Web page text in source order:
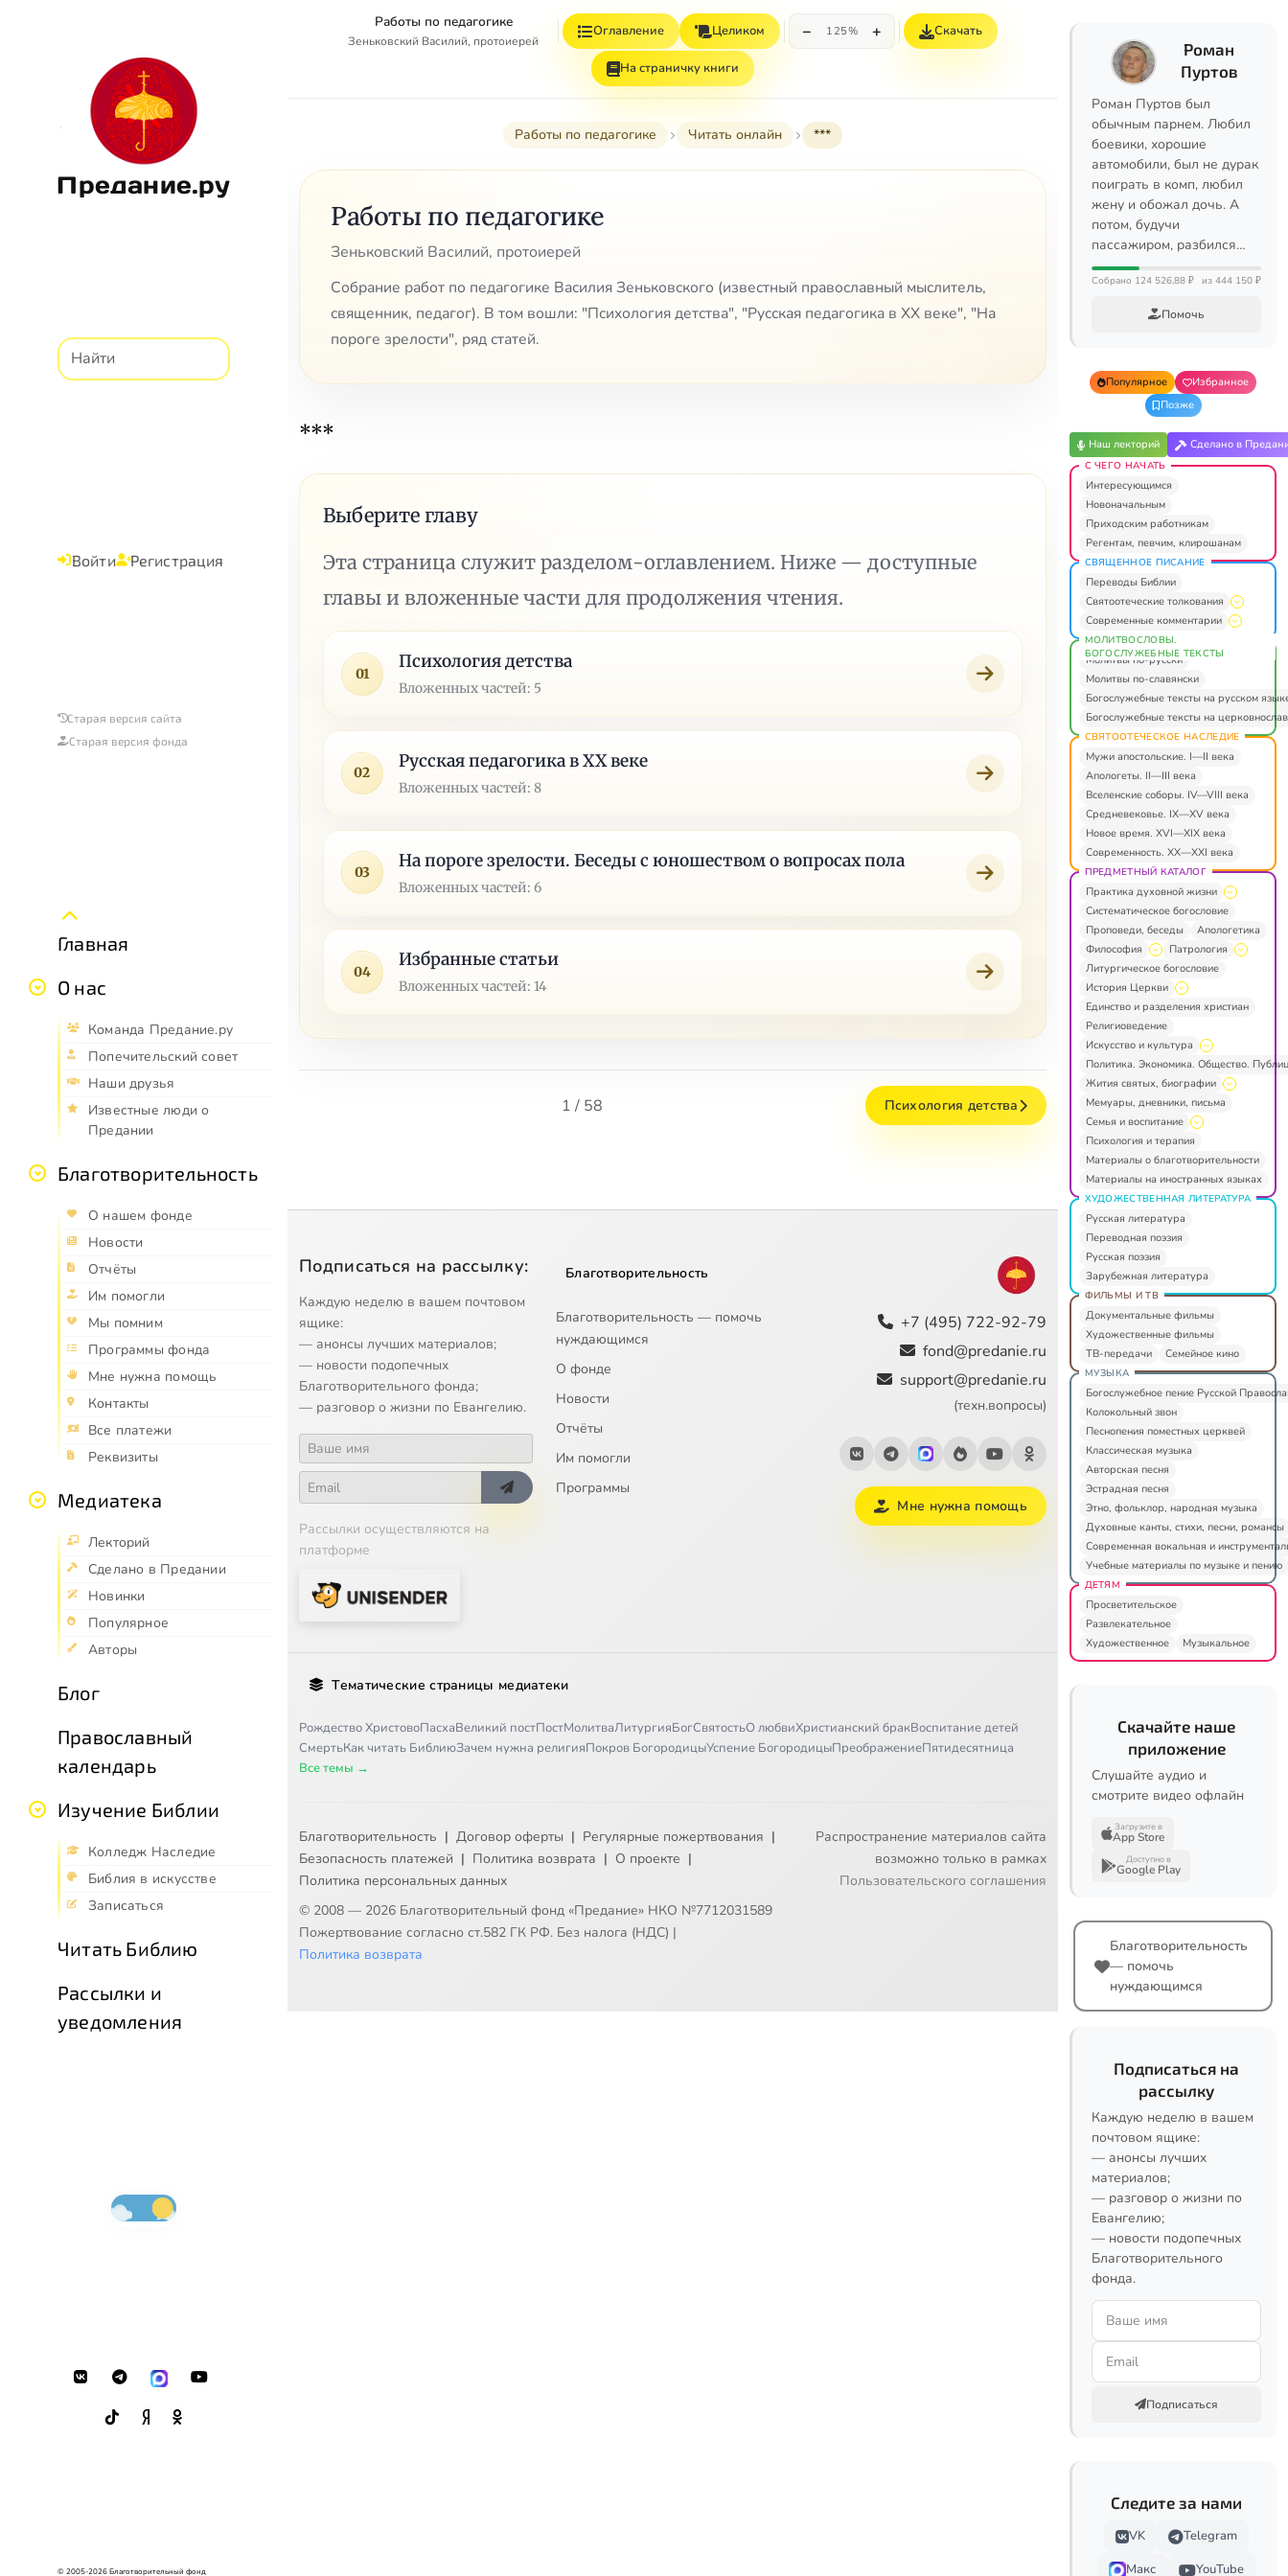
Предание.ру
Войти Регистрация
Старая версия сайта
Старая версия фонда
Главная
О нас
Команда Предание.ру
Попечительский совет
Наши друзья
Известные люди о
Предании
Благотворительность
О нашем фонде
Новости
Отчёты
Им помогли
Мы помним
Программы фонда
Мне нужна помощь
Контакты
Все платежи
Реквизиты
Медиатека
Лекторий
Сделано в Предании
Новинки
Популярное
Авторы
Блог
Православный
календарь
Изучение Библии
Колледж Наследие
Библия в искусстве
Записаться
Читать Библию
Рассылки и
уведомления
© 2005-2026 Благотворительный фонд
Работы по педагогике
Зеньковский Василий, протоиерей
Оглавление Целиком − 125% + Скачать
На страничку книги
Работы по педагогике Читать онлайн ***
Работы по педагогике
Зеньковский Василий, протоиерей
Собрание работ по педагогике Василия Зеньковского (известный православный мыслитель,
священник, педагог). В том вошли: "Психология детства", "Русская педагогика в XX веке", "На
пороге зрелости", ряд статей.
***
Выберите главу
Эта страница служит разделом-оглавлением. Ниже — доступные
главы и вложенные части для продолжения чтения.
01
Психология детства
Вложенных частей: 5
02
Русская педагогика в XX веке
Вложенных частей: 8
03
На пороге зрелости. Беседы с юношеством о вопросах пола
Вложенных частей: 6
04
Избранные статьи
Вложенных частей: 14
1 / 58 Психология детства
Подписаться на рассылку:
Каждую неделю в вашем почтовом
ящике:
— анонсы лучших материалов;
— новости подопечных
Благотворительного фонда;
— разговор о жизни по Евангелию.
Рассылки осуществляются на
платформе
Благотворительность
Благотворительность — помочь
нуждающимся
О фонде
Новости
Отчёты
Им помогли
Программы
+7 (495) 722-92-79
fond@predanie.ru
support@predanie.ru
(техн.вопросы)
Мне нужна помощь
Тематические страницы медиатеки
Рождество ХристовоПасхаВеликий постПостМолитваЛитургияБогСвятостьО любвиХристианский бракВоспитание детей
СмертьКак читать БиблиюЗачем нужна религияПокров БогородицыУспение БогородицыПреображениеПятидесятница
Все темы →
Благотворительность | Договор оферты | Регулярные пожертвования |
Безопасность платежей | Политика возврата | О проекте |
Политика персональных данных
© 2008 — 2026 Благотворительный фонд «Предание» НКО №7712031589
Пожертвование согласно ст.582 ГК РФ. Без налога (НДС) |
Политика возврата
Распространение материалов сайта
возможно только в рамках
Пользовательского соглашения
Роман
Пуртов
Роман Пуртов был
обычным парнем. Любил
боевики, хорошие
автомобили, был не дурак
поиграть в комп, любил
жену и обожал дочь. А
потом, будучи
пассажиром, разбился…
Собрано 124 526,88 ₽ из 444 150 ₽
Помочь
Популярное
Избранное
Позже
Наш лекторий Сделано в
С ЧЕГО НАЧАТЬ
Интересующимся
Новоначальным
Приходским работникам
Регентам, певчим, клирошанам
СВЯЩЕННОЕ ПИСАНИЕ
Переводы Библии
Святоотеческие толкования
Современные комментарии
МОЛИТВОСЛОВЫ.
БОГОСЛУЖЕБНЫЕ ТЕКСТЫ
Молитвы по-русски
Молитвы по-славянски
Богослужебные тексты на русском
Богослужебные тексты на
СВЯТООТЕЧЕСКОЕ НАСЛЕДИЕ
Мужи апостольские. I—II века
Апологеты. II—III века
Вселенские соборы. IV—VIII века
Средневековье. IX—XV века
Новое время. XVI—XIX века
Современность. XX—XXI века
ПРЕДМЕТНЫЙ КАТАЛОГ
Практика духовной жизни
Систематическое богословие
Проповеди, беседы
Апологетика
Философия
Патрология
Литургическое богословие
История Церкви
Единство и разделения христиан
Религиоведение
Искусство и культура
Политика. Экономика. Общество.
Жития святых, биографии
Мемуары, дневники, письма
Семья и воспитание
Психология и терапия
Материалы о благотворительности
Материалы на иностранных языках
ХУДОЖЕСТВЕННАЯ ЛИТЕРАТУРА
Русская литература
Переводная поэзия
Русская поэзия
Зарубежная литература
ФИЛЬМЫ И ТВ
Документальные фильмы
Художественные фильмы
ТВ-передачи
Семейное кино
МУЗЫКА
Богослужебное пение Русской
Колокольный звон
Песнопения поместных церквей
Классическая музыка
Авторская песня
Эстрадная песня
Этно, фольклор, народная музыка
Духовные канты, стихи, песни, романсы
Современная вокальная и
Учебные материалы по музыке и пению
ДЕТЯМ
Просветительское
Развлекательное
Художественное
Музыкальное
Скачайте наше
приложение
Слушайте аудио и
смотрите видео офлайн
Загрузите в
App Store
Доступно в
Google Play
Благотворительность
— помочь
нуждающимся
Подписаться на
рассылку
Каждую неделю в вашем
почтовом ящике:
— анонсы лучших
материалов;
— разговор о жизни по
Евангелию;
— новости подопечных
Благотворительного
фонда.
Подписаться
Следите за нами
VK
Telegram
Макс
YouTube